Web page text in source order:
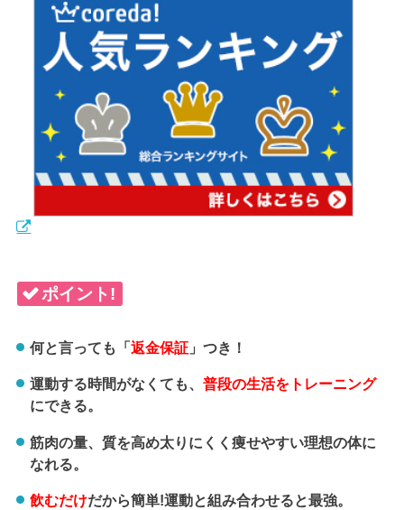
ポイント!
何と言っても「返金保証」つき！
運動する時間がなくても、 普段の生活をトレーニング
にできる。
筋肉の量、質を高め太りにくく痩せやすい理想の体に
なれる。
飲むだけだから簡単!運動と組み合わせると最強。